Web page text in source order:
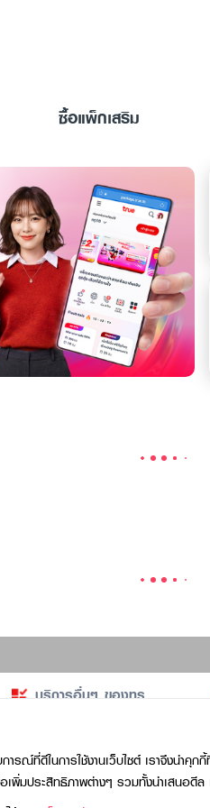
ซื้อแพ็กเสริม
รณ์ที่ดีในการใช้งานเว็บไซต์ เราจึงนำคุก
เพิ่มประสิทธิภาพต่างๆ รวมทั้งนำเสนอดี